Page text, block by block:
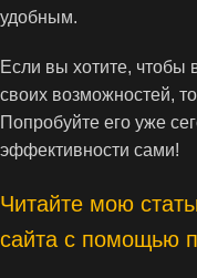
удобным.
Если вы хотите, чтобы
своих возможностей,
Попробуйте его уже
эффективности сами!
Читайте мою
сайта с помощью